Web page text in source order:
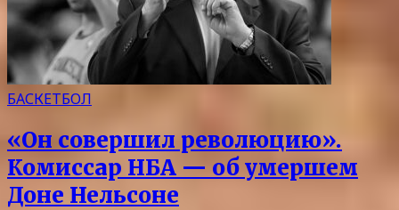
БАСКЕТБОЛ
«Он совершил революцию».
Комиссар НБА — об умершем
Доне Нельсоне